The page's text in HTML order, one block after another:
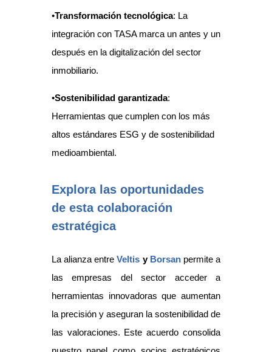
•Transformación tecnológica: La
integración con TASA marca un antes y un
después en la digitalización del sector
inmobiliario.
•Sostenibilidad garantizada:
Herramientas que cumplen con los más
altos estándares ESG y de sostenibilidad
medioambiental.
Explora las oportunidades
de esta colaboración
estratégica
La alianza entreVeltis y Borsanpermite a
las empresas del sector acceder a
herramientas innovadoras que aumentan
la precisión y aseguran la sostenibilidad de
las valoraciones. Este acuerdo consolida